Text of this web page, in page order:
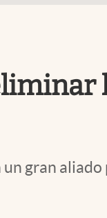
gran aliado